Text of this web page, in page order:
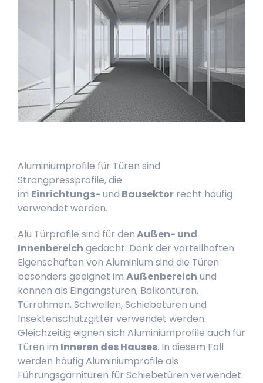
Aluminiumprofile für Türen sind
Strangpressprofile, die
im Einrichtungs- und Bausektor recht häufig
verwendet werden.
Alu Türprofile sind für denAußen- und
Innenbereich gedacht. Dank der vorteilhaften
Eigenschaften von Aluminium sind die Türen
besonders geeignet im Außenbereich und
können als Eingangstüren, Balkontüren,
Türrahmen, Schwellen, Schiebetüren und
Insektenschutzgitter verwendet werden.
Gleichzeitig eignen sich Aluminiumprofile auch für
Türen im Inneren des Hauses. In diesem Fall
werden häufig Aluminiumprofile als
Führungsgarnituren für Schiebetüren verwendet.